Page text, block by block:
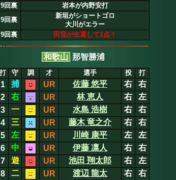
9回裏
岩本が内野安打
9回裏
新垣がショートゴロ
大川がエラー
9回裏
田窪が生還して1点！
和歌山 那智勝浦
打 守 調 才 選手 投 打
1 捕 UR 佐藤 悠平 右
右
2
右 UR 林 恵人 右
左
3
一 UR 水島 浩樹 右
右
4
三 UR 藤木 竜之介 右
右
5
左 UR 川崎 康平 左
左
6
中 UR 伊藤 凛人 右
右
7
遊 UR 池田 翔太郎 右
左
8
二 UR 渡辺 龍太 右
右